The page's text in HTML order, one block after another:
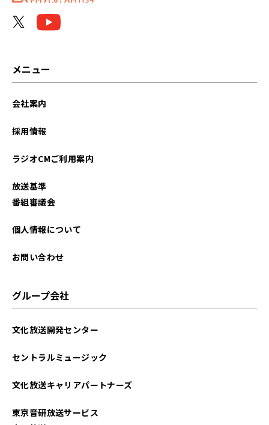
メニュー
会社案内
採用情報
ラジオCMご利用案内
放送基準
番組審議会
個人情報について
お問い合わせ
グループ会社
文化放送開発センター
セントラルミュージック
文化放送キャリアパートナーズ
東京音研放送サービス